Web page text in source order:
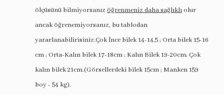
ölçüsünü bilmiyorsanız öğrenmeniz daha sağlıklı olur
ancak öğrenemiyorsanız, bu tablodan
yararlanabilirisiniz.Çok İnce bilek 14-14,5 ; Orta bilek 15-16
cm ; Orta-Kalın bilek 17-18cm ; Kalın Bilek 19-20cm; Çok
kalın bilek 21cm.(Görsellerdeki bilek 15cm ; Manken 159
boy - 54 kg).